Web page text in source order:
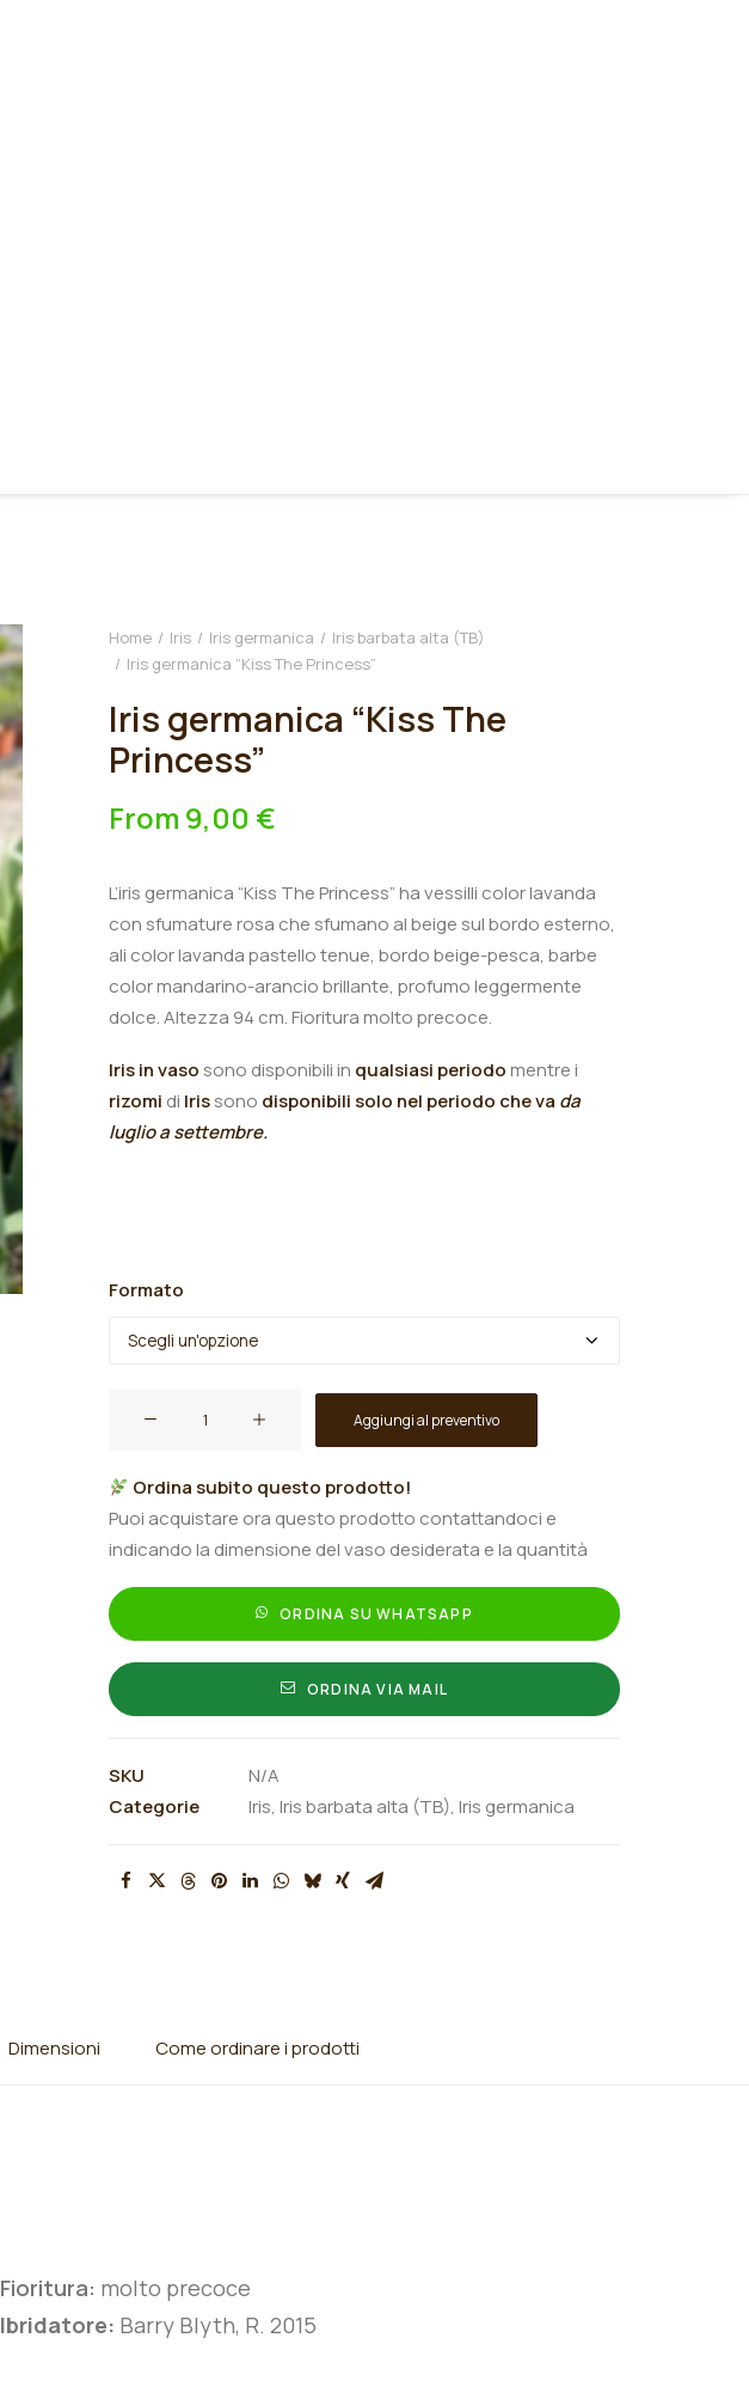
Home Iris Iris germanica
Iris barbata alta (TB)
Iris germanica “Kiss The Princess”
Iris germanica “Kiss The
Princess”
From 9,00 €
L’iris germanica “Kiss The Princess”havessilli color lavanda
con sfumature rosa che sfumano al beige sul bordo esterno,
ali color lavanda pastello tenue, bordo beige-pesca, barbe
color mandarino-arancio brillante, profumo leggermente
dolce. Altezza 94 cm.Fioritura molto precoce.
Iris in vaso sono disponibili in qualsiasi periodomentre i
rizomi di Irissono disponibili solo nel periodo che va da
luglio a settembre.
Formato
The
Princess"
quantità
Aggiungi al preventivo
Ordina subito questo prodotto!
Puoi acquistare ora questo prodotto contattandoci e
indicando la dimensione del vaso desiderata e la quantità
ORDINA SU WHATSAPP
ORDINA VIA MAIL
SKU
N/A
Categorie
Iris, Iris barbata alta (TB), Iris germanica
Dimensioni Come ordinare i prodotti
Fioritura: molto precoce
Ibridatore: Barry Blyth, R. 2015